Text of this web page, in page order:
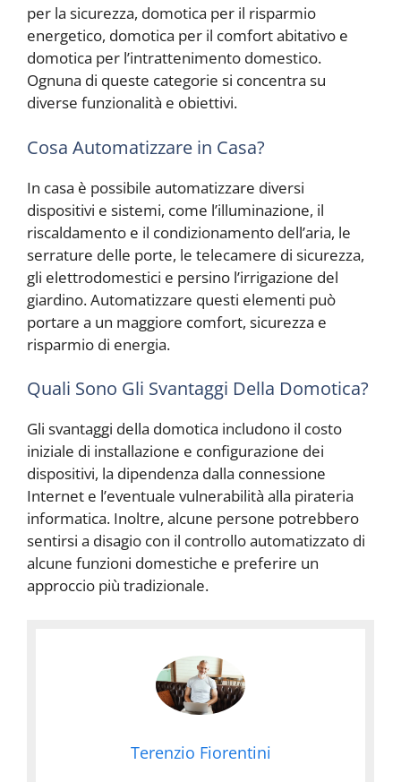
per la sicurezza, domotica per il risparmio
energetico, domotica per il comfort abitativo e
domotica per l’intrattenimento domestico.
Ognuna di queste categorie si concentra su
diverse funzionalità e obiettivi.
Cosa Automatizzare in Casa?
In casa è possibile automatizzare diversi
dispositivi e sistemi, come l’illuminazione, il
riscaldamento e il condizionamento dell’aria, le
serrature delle porte, le telecamere di sicurezza,
gli elettrodomestici e persino l’irrigazione del
giardino. Automatizzare questi elementi può
portare a un maggiore comfort, sicurezza e
risparmio di energia.
Quali Sono Gli Svantaggi Della Domotica?
Gli svantaggi della domotica includono il costo
iniziale di installazione e configurazione dei
dispositivi, la dipendenza dalla connessione
Internet e l’eventuale vulnerabilità alla pirateria
informatica. Inoltre, alcune persone potrebbero
sentirsi a disagio con il controllo automatizzato di
alcune funzioni domestiche e preferire un
approccio più tradizionale.
Terenzio Fiorentini